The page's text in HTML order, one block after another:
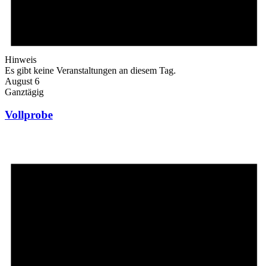
Hinweis
Es gibt keine Veranstaltungen an diesem Tag.
August 6
Ganztägig
Vollprobe